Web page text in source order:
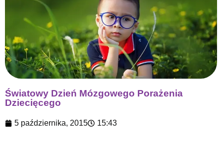
Światowy Dzień Mózgowego Porażenia
Dziecięcego
5 października, 2015 15:43